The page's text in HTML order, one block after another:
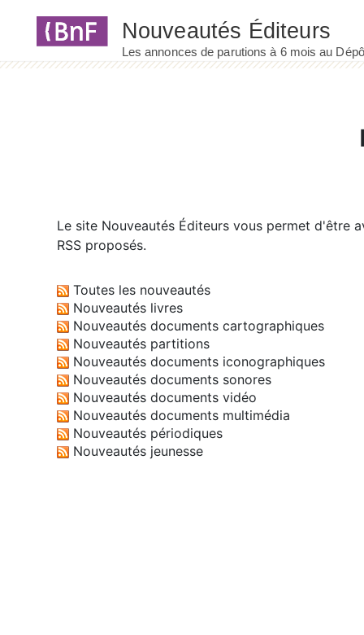
Le site Nouveautés Éditeurs vous permet d'être
RSS proposés.
Toutes les nouveautés
Nouveautés livres
Nouveautés documents cartographiques
Nouveautés partitions
Nouveautés documents iconographiques
Nouveautés documents sonores
Nouveautés documents vidéo
Nouveautés documents multimédia
Nouveautés périodiques
Nouveautés jeunesse